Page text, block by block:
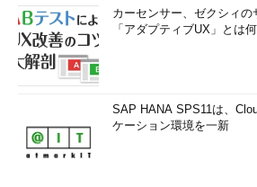
カーセンサー、ゼクシィ
「アダプティブUX」とは
SAP HANA SPS11は、
ケーション環境を一新